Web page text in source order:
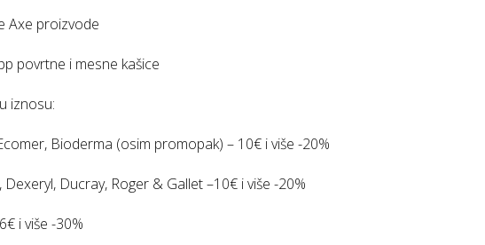
proizvode
i mesne kašice
iznosu:
Bioderma (osim promopak) – 10€ i više -20%
Ducray, Roger & Gallet –10€ i više -20%
i više -30%